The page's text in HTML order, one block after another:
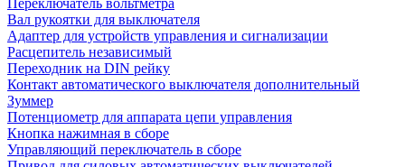
Переключатель вольтметра
Вал рукоятки для выключателя
Адаптер для устройств управления и сигнализации
Расцепитель независимый
Переходник на DIN рейку
Контакт автоматического выключателя дополнительный
Зуммер
Потенциометр для аппарата цепи управления
Кнопка нажимная в сборе
Управляющий переключатель в сборе